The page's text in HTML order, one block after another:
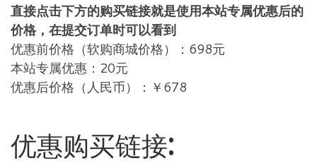
直接点击下方的购买链接就是使用本站专属优惠后的
价格，在提交订单时可以看到
优惠前价格（软购商城价格）：698元
本站专属优惠：20元
优惠后价格（人民币）：￥678
优惠购买链接: